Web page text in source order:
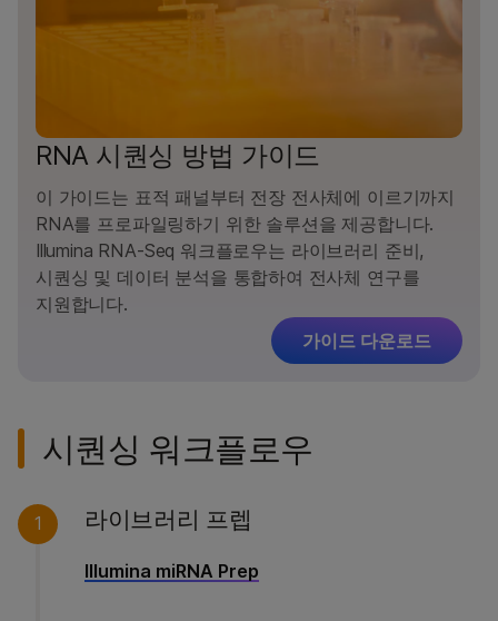
RNA 시퀀싱 방법 가이드
이 가이드는 표적 패널부터 전장 전사체에 이르기까지
RNA를 프로파일링하기 위한 솔루션을 제공합니다.
Illumina RNA-Seq 워크플로우는 라이브러리 준비,
시퀀싱 및 데이터 분석을 통합하여 전사체 연구를
지원합니다.
가이드 다운로드
시퀀싱 워크플로우
1 라이브러리 프렙
Illumina miRNA Prep